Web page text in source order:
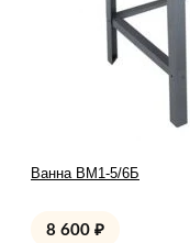
Ванна ВМ1-5/6Б
8 600 ₽